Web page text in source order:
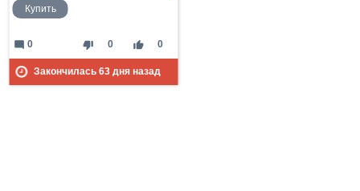
Купить
thumb_down 0 thumb_up 0
mode_comment 0
Закончилась 63дня назад